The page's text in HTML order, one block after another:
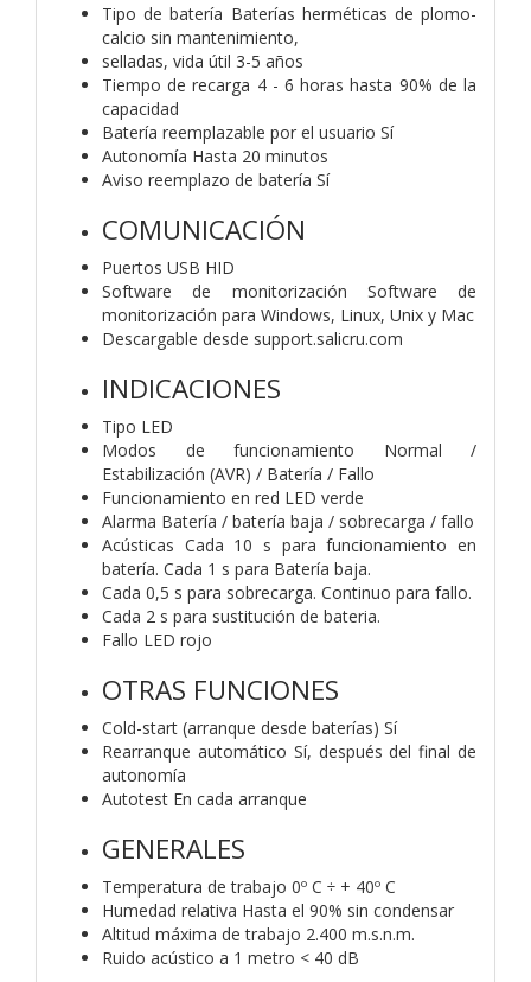
Tipo de batería Baterías herméticas de plomo-
calcio sin mantenimiento,
selladas, vida útil 3-5 años
Tiempo de recarga 4 - 6 horas hasta 90% de la
capacidad
Batería reemplazable por el usuario Sí
Autonomía Hasta 20 minutos
Aviso reemplazo de batería Sí
COMUNICACIÓN
Puertos USB HID
Software de monitorización Software de
monitorización para Windows, Linux, Unix y Mac
Descargable desde support.salicru.com
INDICACIONES
Tipo LED
Modos de funcionamiento Normal /
Estabilización (AVR) / Batería / Fallo
Funcionamiento en red LED verde
Alarma Batería / batería baja / sobrecarga / fallo
Acústicas Cada 10 s para funcionamiento en
batería. Cada 1 s para Batería baja.
Cada 0,5 s para sobrecarga. Continuo para fallo.
Cada 2 s para sustitución de bateria.
Fallo LED rojo
OTRAS FUNCIONES
Cold-start (arranque desde baterías) Sí
Rearranque automático Sí, después del final de
autonomía
Autotest En cada arranque
GENERALES
Temperatura de trabajo 0º C ÷ + 40º C
Humedad relativa Hasta el 90% sin condensar
Altitud máxima de trabajo 2.400 m.s.n.m.
Ruido acústico a 1 metro < 40 dB